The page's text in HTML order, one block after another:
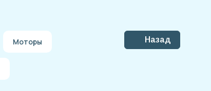
Назад
Моторы